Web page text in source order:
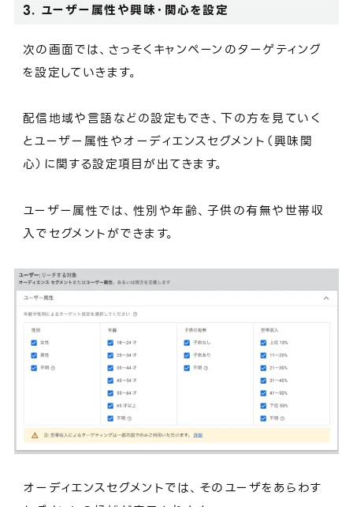
3. ユーザー属性や興味・関心を設定
次の画面では、さっそくキャンペーンのターゲティング
を設定していきます。
配信地域や言語などの設定もでき、下の方を見ていく
とユーザー属性やオーディエンスセグメント（興味関
心）に関する設定項目が出てきます。
ユーザー属性では、性別や年齢、子供の有無や世帯収
入でセグメントができます。
オーディエンスセグメントでは、そのユーザをあらわす